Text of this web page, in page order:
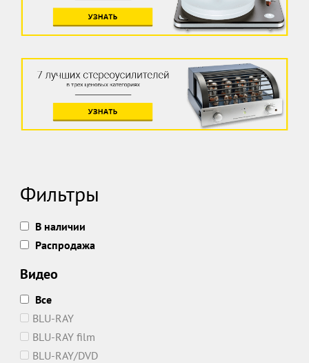
Фильтры
В наличии
Распродажа
Видео
Все
BLU-RAY
BLU-RAY film
BLU-RAY/DVD